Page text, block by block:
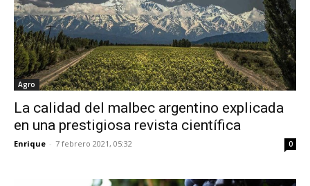
Agro
La calidad del malbec argentino explicada
en una prestigiosa revista científica
Enrique - 7 febrero 2021, 05:32 0